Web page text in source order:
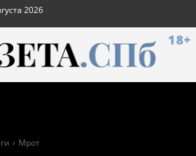
2026
18+
Мрот